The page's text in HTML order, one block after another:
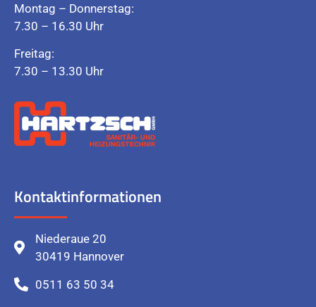
Montag – Donnerstag:
7.30 – 16.30 Uhr
Freitag:
7.30 – 13.30 Uhr
Kontaktinformationen
Niederaue 20
30419 Hannover
0511 63 50 34